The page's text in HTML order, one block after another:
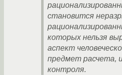
становится
которых нельзя
аспект
предмет расчета,
контроля.